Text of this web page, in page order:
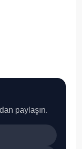
paylaşın.